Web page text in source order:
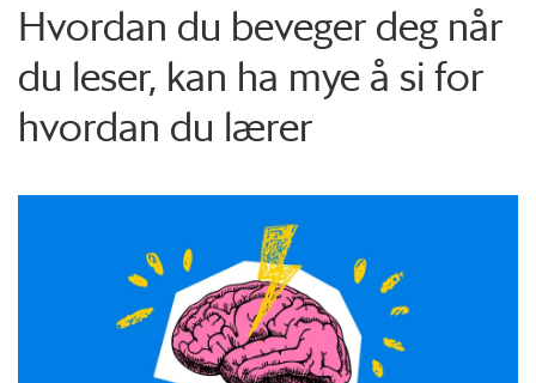
Hvordan du beveger deg når
du leser, kan ha mye å si for
hvordan du lærer